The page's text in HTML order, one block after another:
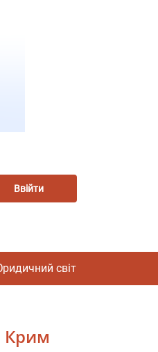
Ввійти
світ
Крим